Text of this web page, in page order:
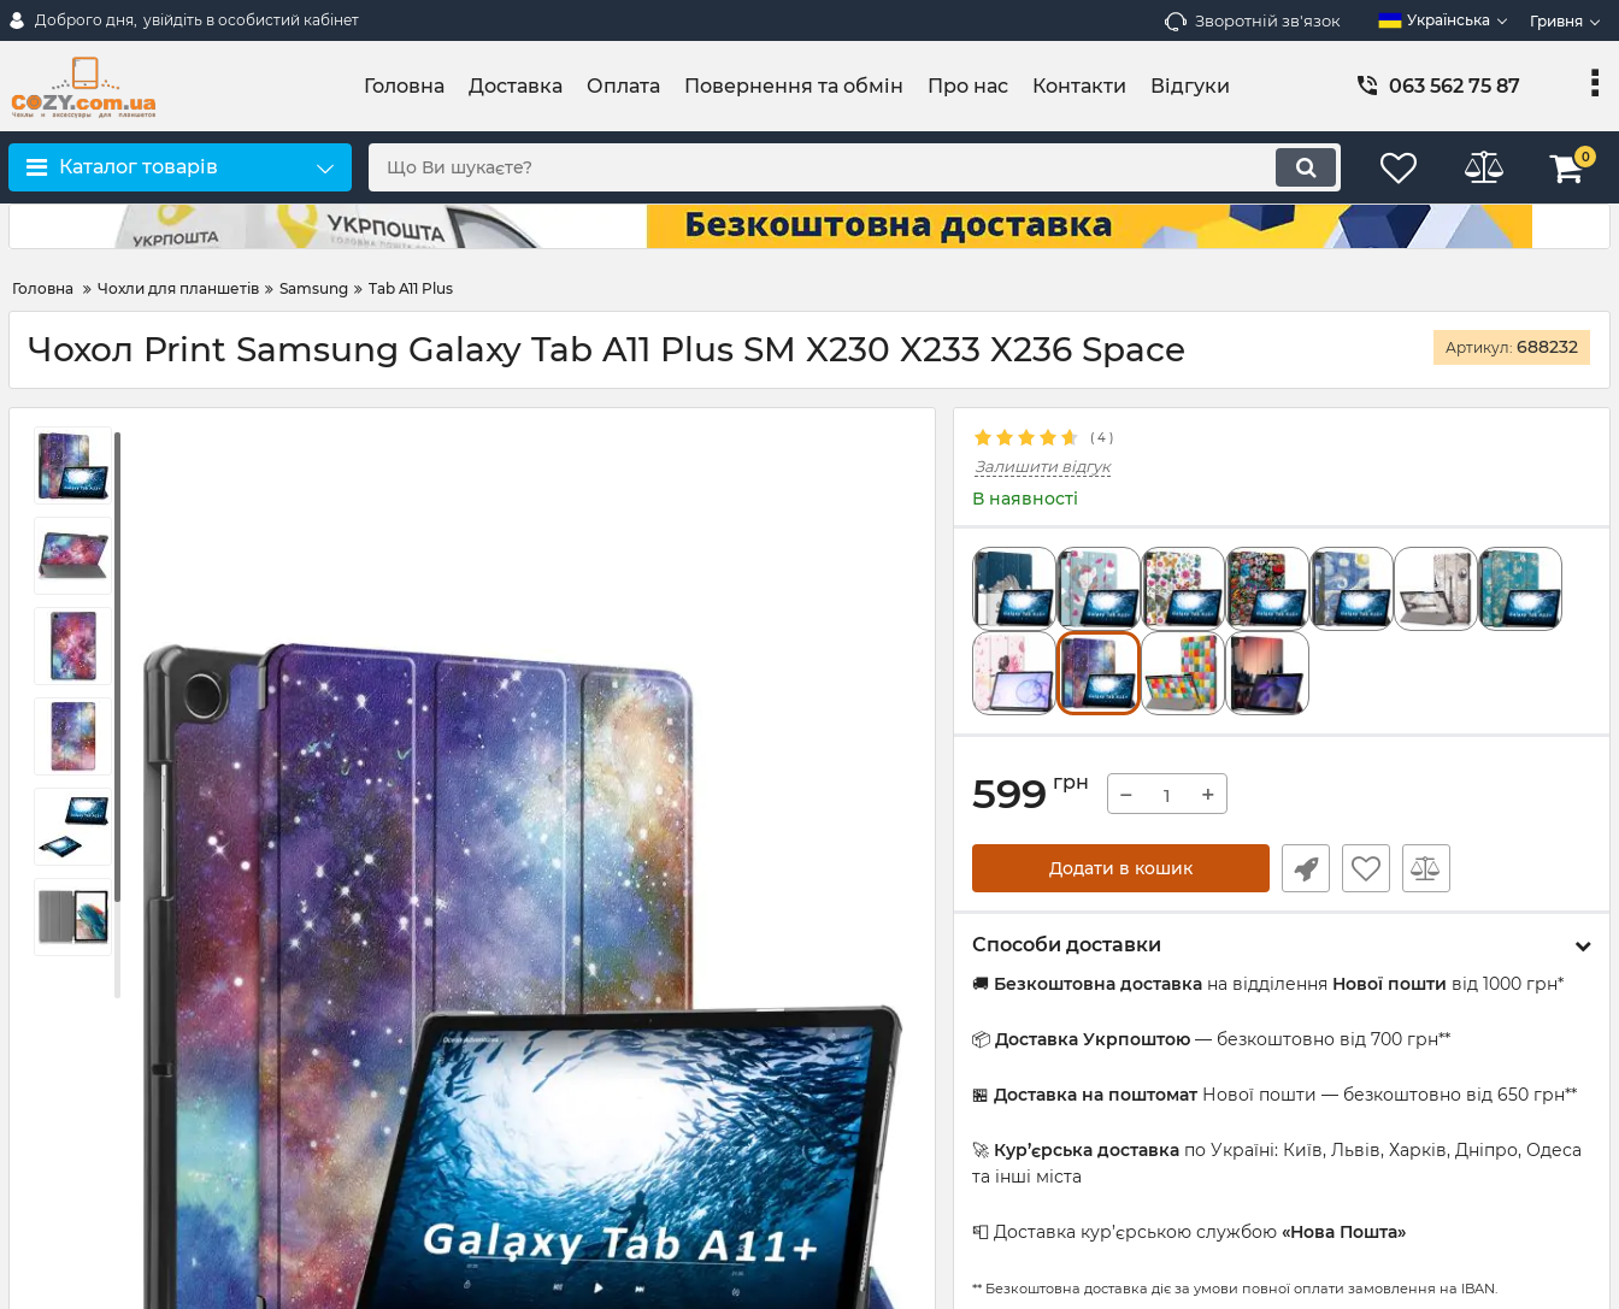
Доброго дня, увійдіть в особистий кабінет Зворотній зв'язок Українська Гривня
Головна Доставка Оплата Повернення та обмін Про нас Контакти Відгуки 063 562 75 87
Каталог товарів 0
Головна Чохли для планшетів Samsung Tab A11 Plus
Чохол Print Samsung Galaxy Tab A11 Plus SM X230 X233 X236 Space Артикул: 688232
( 4 )
Залишити відгук
В наявності
599 грн − +
Додати в кошик
Способи доставки
🚚 Безкоштовна доставка на відділення Нової пошти від 1000 грн*
📦 Доставка Укрпоштою — безкоштовно від 700 грн**
🏪 Доставка на поштомат Нової пошти — безкоштовно від 650 грн**
🚀 Кур’єрська доставка по Україні: Київ, Львів, Харків, Дніпро, Одеса
та інші міста
📮 Доставка кур’єрською службою «Нова Пошта»
** Безкоштовна доставка діє за умови повної оплати замовлення на IBAN.